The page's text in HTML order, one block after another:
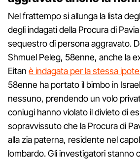
Nel frattempo si allunga la lista
degli indagati della Procura di
sequestro di persona aggravato.
Shmuel Peleg, 58enne, anche la
Eitan è indagata per la stessa
58enne ha portato il bimbo in
nessuno, prendendo un volo
coniugi hanno violato il divieto di
sopravvissuto che la Procura di
alla zia paterna, residente nel
lombardo. Gli investigatori stanno